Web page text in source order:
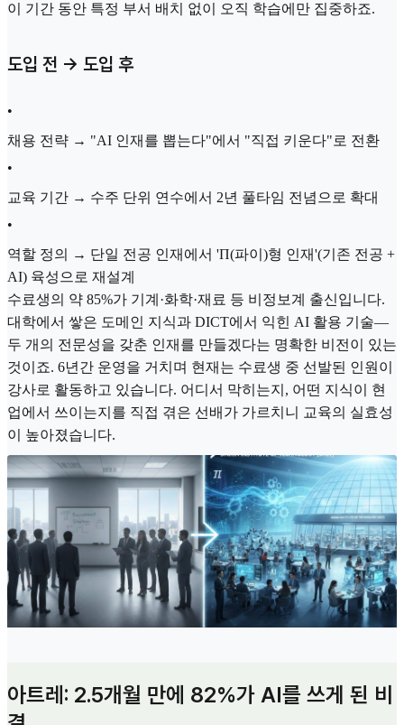
이 기간 동안 특정 부서 배치 없이 오직 학습에만 집중하죠.
도입 전 → 도입 후
•
채용 전략 → "AI 인재를 뽑는다"에서 "직접 키운다"로 전환
•
교육 기간 → 수주 단위 연수에서 2년 풀타임 전념으로 확대
•
역할 정의 → 단일 전공 인재에서 'Π(파이)형 인재'(기존 전공 +
AI) 육성으로 재설계
수료생의 약 85%가 기계·화학·재료 등 비정보계 출신입니다.
대학에서 쌓은 도메인 지식과 DICT에서 익힌 AI 활용 기술—
두 개의 전문성을 갖춘 인재를 만들겠다는 명확한 비전이 있는
것이죠. 6년간 운영을 거치며 현재는 수료생 중 선발된 인원이
강사로 활동하고 있습니다. 어디서 막히는지, 어떤 지식이 현
업에서 쓰이는지를 직접 겪은 선배가 가르치니 교육의 실효성
이 높아졌습니다.
아트레: 2.5개월 만에 82%가 AI를 쓰게 된 비